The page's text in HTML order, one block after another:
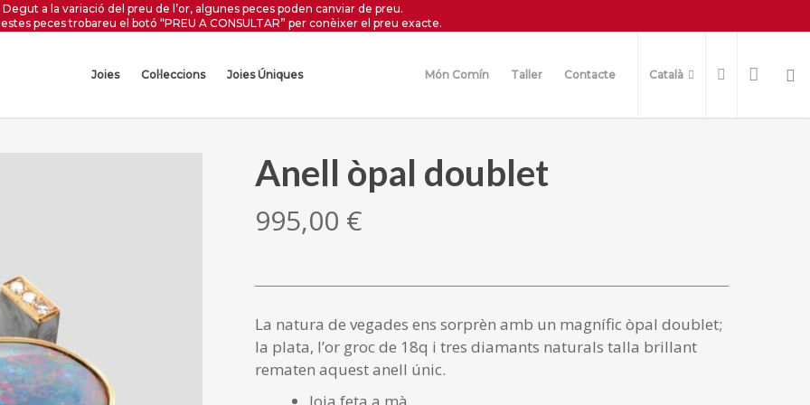
Degut a la variació del preu de l’or, algunes peces poden canviar de preu.
peces trobareu el botó “PREU A CONSULTAR” per conèixer el preu exacte.
Joies Col·leccions Joies Úniques Món Comín Taller Contacte Català
Anell òpal doublet
995,00 €
La natura de vegades ens sorprèn amb un magnífic òpal doublet;
la plata, l’or groc de 18q i tres diamants naturals talla brillant
rematen aquest anell únic.